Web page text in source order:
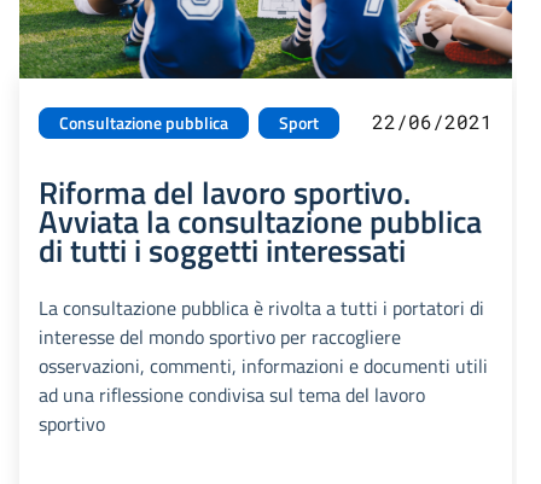
Consultazione pubblica Sport 22/06/2021
Riforma del lavoro sportivo.
Avviata la consultazione pubblica
di tutti i soggetti interessati
La consultazione pubblica è rivolta a tutti i portatori di
interesse del mondo sportivo per raccogliere
osservazioni, commenti, informazioni e documenti utili
ad una riflessione condivisa sul tema del lavoro
sportivo